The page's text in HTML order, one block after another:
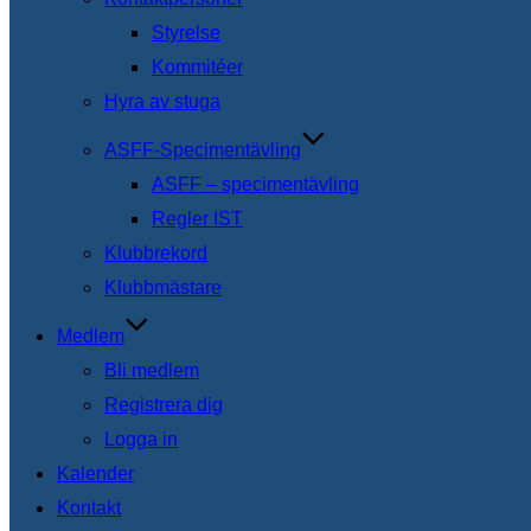
Styrelse
Kommitéer
Hyra av stuga
ASFF-Specimentävling
ASFF – specimentävling
Regler IST
Klubbrekord
Klubbmästare
Medlem
Bli medlem
Registrera dig
Logga in
Kalender
Kontakt